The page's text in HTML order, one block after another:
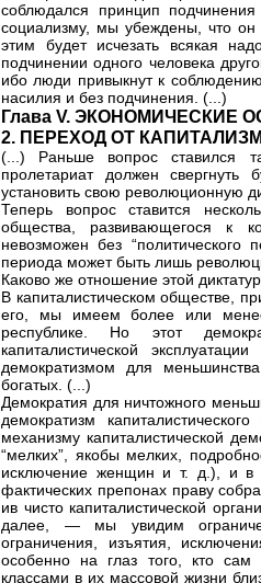
соблюдался принцип
социализму, мы убеждены, что он
этим будет исчезать всякая
подчинении одного человека
ибо люди привыкнут к
насилия и без подчинения. (...)
Глава V. ЭКОНОМИЧЕСКИЕ
2. ПЕРЕХОД ОТ
(...) Раньше вопрос ставился
пролетариат должен свергнуть
установить свою революционную
Теперь вопрос ставится
общества, развивающегося к
невозможен без “политического
периода может быть лишь
Каково же отношение этой
В капиталистическом обществе,
его, мы имеем более или
республике. Но этот
капиталистической
демократизмом для
богатых. (...)
Демократия для ничтожного
демократизм
механизму капиталистической
“мелких”, якобы мелких,
исключение женщин и т. д.), и в
фактических препонах праву
ив чисто капиталистической
далее, — мы увидим
ограничения, изъятия,
особенно на глаз того, кто
классами в их массовой жизни